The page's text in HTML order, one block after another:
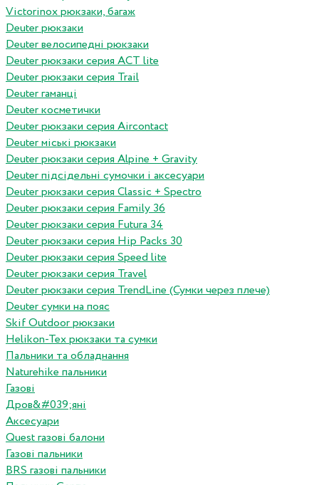
Victorinox рюкзаки, багаж
Deuter рюкзаки
Deuter велосипедні рюкзаки
Deuter рюкзаки серия ACT lite
Deuter рюкзаки серия Trail
Deuter гаманці
Deuter косметички
Deuter рюкзаки серия Aircontact
Deuter міські рюкзаки
Deuter рюкзаки серия Alpine + Gravity
Deuter підсідельні сумочки і аксесуари
Deuter рюкзаки серия Classic + Spectro
Deuter рюкзаки серия Family 36
Deuter рюкзаки серия Futura 34
Deuter рюкзаки серия Hip Packs 30
Deuter рюкзаки серия Speed lite
Deuter рюкзаки серия Travel
Deuter рюкзаки серия TrendLine (Сумки через плече)
Deuter сумки на пояс
Skif Outdoor рюкзаки
Helikon-Tex рюкзаки та сумки
Пальники та обладнання
Naturehike пальники
Газові
Дров&#039;яні
Аксесуари
Quest газові балони
Газові пальники
BRS газові пальники